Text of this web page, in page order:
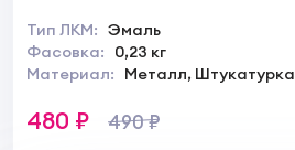
Тип ЛКМ: Эмаль
Фасовка:
0,23 кг
Материал:
Металл, Штукатурка
480 ₽ 490 ₽